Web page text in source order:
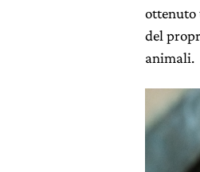
ottenuto
del
animali.